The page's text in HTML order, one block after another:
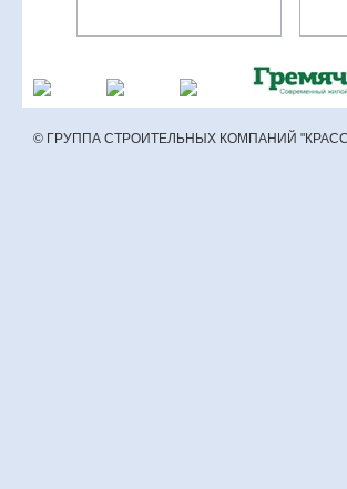
© ГРУППА СТРОИТЕЛЬНЫХ КОМПАНИЙ